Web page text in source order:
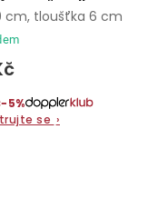
opěradlem
−5%
se ›
cm, tloušťka 6 cm